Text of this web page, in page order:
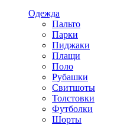
Одежда
Пальто
Парки
Пиджаки
Плащи
Поло
Рубашки
Свитшоты
Толстовки
Футболки
Шорты